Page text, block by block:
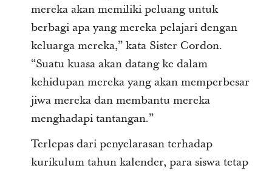
mereka akan memiliki peluang untuk
berbagi apa yang mereka pelajari dengan
keluarga mereka,” kata Sister Cordon.
“Suatu kuasa akan datang ke dalam
kehidupan mereka yang akan memperbesar
jiwa mereka dan membantu mereka
menghadapi tantangan.”
Terlepas dari penyelarasan terhadap
kurikulum tahun kalender, para siswa tetap